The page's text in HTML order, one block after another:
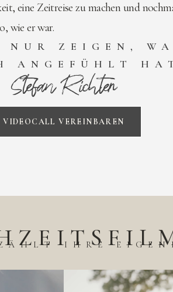
eine Zeitreise zu machen und
wie er war.
ZEIGEN,
ANGEFÜHLT
Stefan Richter
VIDEOCALL VEREINBAREN
IHRE